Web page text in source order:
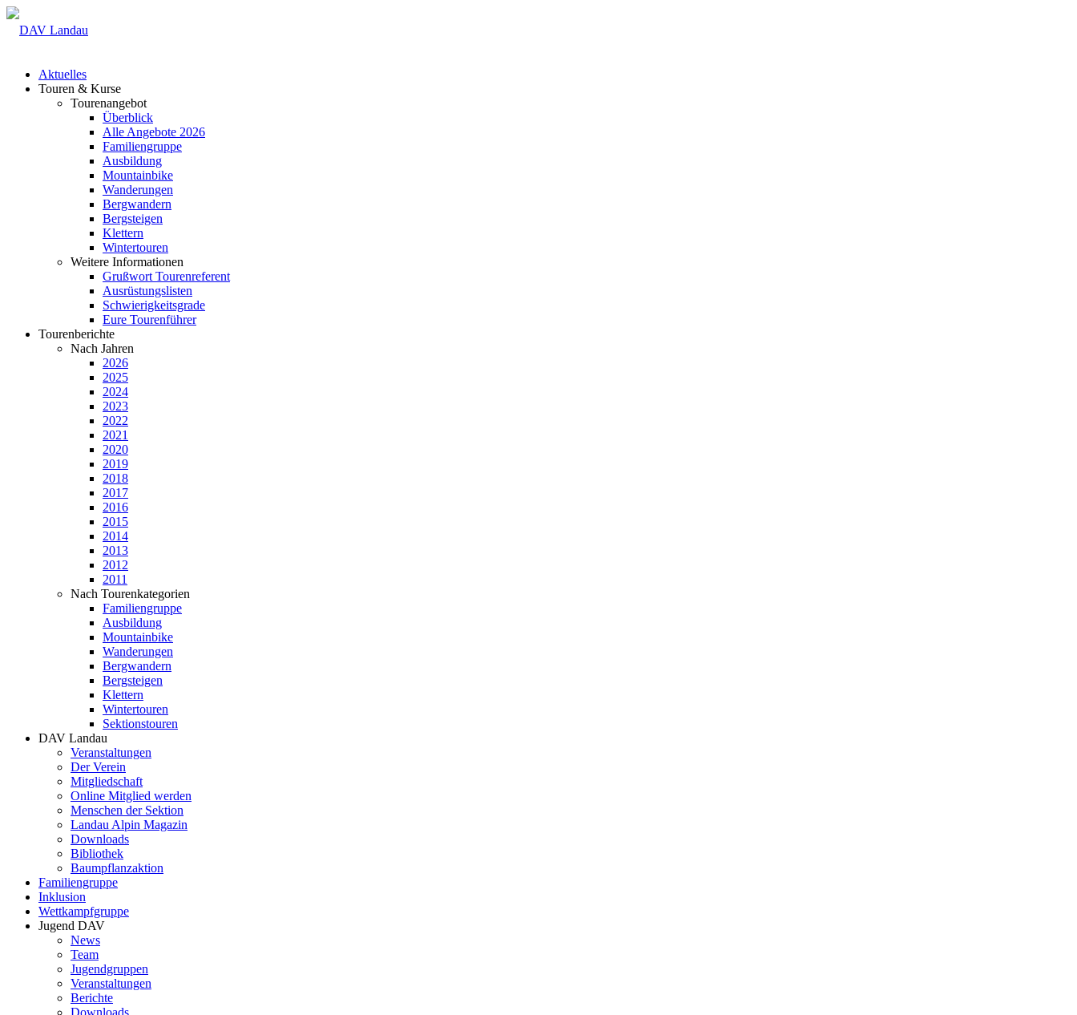
Aktuelles
Touren & Kurse
Tourenangebot
Überblick
Alle Angebote 2026
Familiengruppe
Ausbildung
Mountainbike
Wanderungen
Bergwandern
Bergsteigen
Klettern
Wintertouren
Weitere Informationen
Grußwort Tourenreferent
Ausrüstungslisten
Schwierigkeitsgrade
Eure Tourenführer
Tourenberichte
Nach Jahren
2026
2025
2024
2023
2022
2021
2020
2019
2018
2017
2016
2015
2014
2013
2012
2011
Nach Tourenkategorien
Familiengruppe
Ausbildung
Mountainbike
Wanderungen
Bergwandern
Bergsteigen
Klettern
Wintertouren
Sektionstouren
DAV Landau
Veranstaltungen
Der Verein
Mitgliedschaft
Online Mitglied werden
Menschen der Sektion
Landau Alpin Magazin
Downloads
Bibliothek
Baumpflanzaktion
Familiengruppe
Inklusion
Wettkampfgruppe
Jugend DAV
News
Team
Jugendgruppen
Veranstaltungen
Berichte
Downloads